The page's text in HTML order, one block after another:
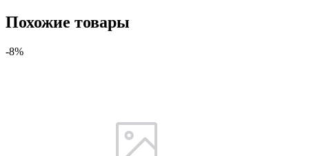
Похожие товары
-8%